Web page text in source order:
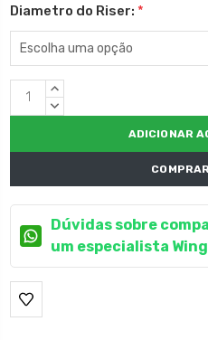
Diametro do Riser: *
EstoqueQUANTIDADE
CRESCENTE:
QUANTIDADE
Dúvidas sobre
um especialista